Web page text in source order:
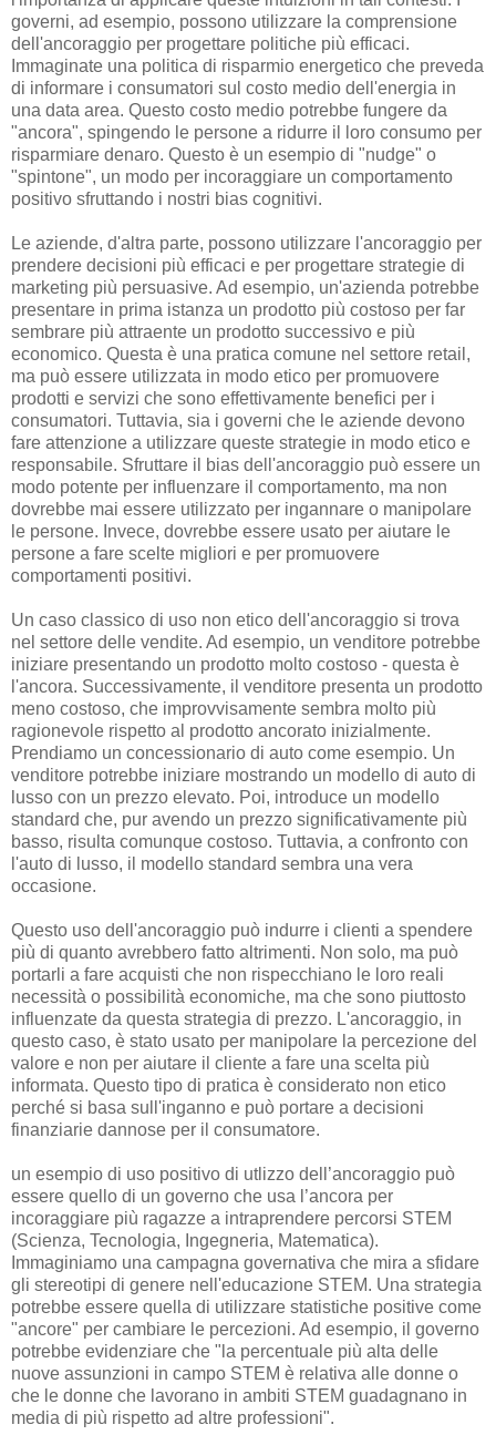
governi, ad esempio, possono utilizzare la comprensione
dell'ancoraggio per progettare politiche più efficaci.
Immaginate una politica di risparmio energetico che preveda
di informare i consumatori sul costo medio dell'energia in
una data area. Questo costo medio potrebbe fungere da
"ancora", spingendo le persone a ridurre il loro consumo per
risparmiare denaro. Questo è un esempio di "nudge" o
"spintone", un modo per incoraggiare un comportamento
positivo sfruttando i nostri bias cognitivi.
Le aziende, d'altra parte, possono utilizzare l'ancoraggio per
prendere decisioni più efficaci e per progettare strategie di
marketing più persuasive. Ad esempio, un'azienda potrebbe
presentare in prima istanza un prodotto più costoso per far
sembrare più attraente un prodotto successivo e più
economico. Questa è una pratica comune nel settore retail,
ma può essere utilizzata in modo etico per promuovere
prodotti e servizi che sono effettivamente benefici per i
consumatori. Tuttavia, sia i governi che le aziende devono
fare attenzione a utilizzare queste strategie in modo etico e
responsabile. Sfruttare il bias dell'ancoraggio può essere un
modo potente per influenzare il comportamento, ma non
dovrebbe mai essere utilizzato per ingannare o manipolare
le persone. Invece, dovrebbe essere usato per aiutare le
persone a fare scelte migliori e per promuovere
comportamenti positivi.
Un caso classico di uso non etico dell'ancoraggio si trova
nel settore delle vendite. Ad esempio, un venditore potrebbe
iniziare presentando un prodotto molto costoso - questa è
l'ancora. Successivamente, il venditore presenta un prodotto
meno costoso, che improvvisamente sembra molto più
ragionevole rispetto al prodotto ancorato inizialmente.
Prendiamo un concessionario di auto come esempio. Un
venditore potrebbe iniziare mostrando un modello di auto di
lusso con un prezzo elevato. Poi, introduce un modello
standard che, pur avendo un prezzo significativamente più
basso, risulta comunque costoso. Tuttavia, a confronto con
l'auto di lusso, il modello standard sembra una vera
occasione.
Questo uso dell'ancoraggio può indurre i clienti a spendere
più di quanto avrebbero fatto altrimenti. Non solo, ma può
portarli a fare acquisti che non rispecchiano le loro reali
necessità o possibilità economiche, ma che sono piuttosto
influenzate da questa strategia di prezzo. L'ancoraggio, in
questo caso, è stato usato per manipolare la percezione del
valore e non per aiutare il cliente a fare una scelta più
informata. Questo tipo di pratica è considerato non etico
perché si basa sull'inganno e può portare a decisioni
finanziarie dannose per il consumatore.
un esempio di uso positivo di utlizzo dell’ancoraggio può
essere quello di un governo che usa l’ancora per
incoraggiare più ragazze a intraprendere percorsi STEM
(Scienza, Tecnologia, Ingegneria, Matematica).
Immaginiamo una campagna governativa che mira a sfidare
gli stereotipi di genere nell'educazione STEM. Una strategia
potrebbe essere quella di utilizzare statistiche positive come
"ancore" per cambiare le percezioni. Ad esempio, il governo
potrebbe evidenziare che "la percentuale più alta delle
nuove assunzioni in campo STEM è relativa alle donne o
che le donne che lavorano in ambiti STEM guadagnano in
media di più rispetto ad altre professioni".